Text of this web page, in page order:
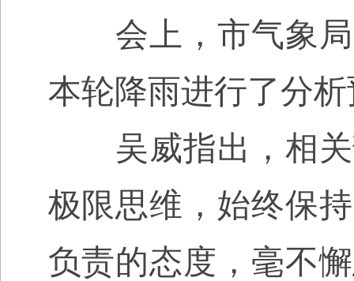
会上，市气象局
本轮降雨进行了分
吴威指出，相关
极限思维，始终保
负责的态度，毫不